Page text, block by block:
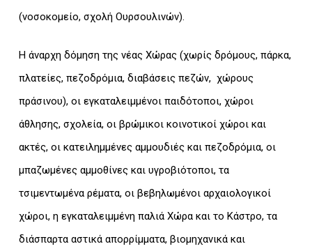
(νοσοκομείο, σχολή Ουρσουλινών).
Η άναρχη δόμηση της νέας Χώρας (χωρίς δρόμους, πάρκα,
πλατείες, πεζοδρόμια, διαβάσεις πεζών, χώρους
πράσινου), οι εγκαταλειμμένοι παιδότοποι, χώροι
άθλησης, σχολεία, οι βρώμικοι κοινοτικοί χώροι και
ακτές, οι κατειλημμένες αμμουδιές και πεζοδρόμια, οι
μπαζωμένες αμμοθίνες και υγροβιότοποι, τα
τσιμεντωμένα ρέματα, οι βεβηλωμένοι αρχαιολογικοί
χώροι, η εγκαταλειμμένη παλιά Χώρα και το Κάστρο, τα
διάσπαρτα αστικά απορρίμματα, βιομηχανικά και